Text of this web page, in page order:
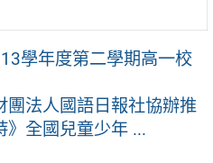
學年度第二學期高一校
團法人國語日報社協辦推
全國兒童少年 ...